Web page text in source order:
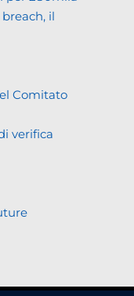
il
Comitato
verifica